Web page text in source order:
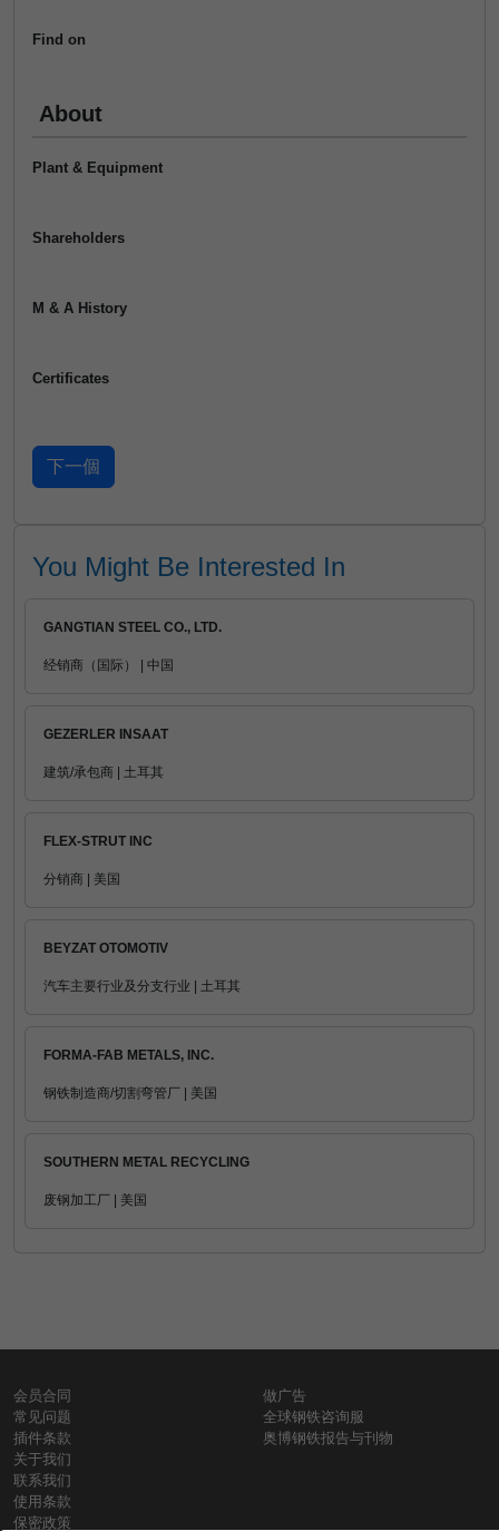
Find on
About
Plant & Equipment
Shareholders
M & A History
Certificates
You Might Be Interested In
GANGTIAN STEEL CO., LTD.
经销商（国际） | 中国
GEZERLER INSAAT
建筑/承包商 | 土耳其
FLEX-STRUT INC
分销商 | 美国
BEYZAT OTOMOTIV
汽车主要行业及分支行业 | 土耳其
FORMA-FAB METALS, INC.
钢铁制造商/切割弯管厂 | 美国
SOUTHERN METAL RECYCLING
废钢加工厂 | 美国
会员合同
常见问题
插件条款
关于我们
联系我们
使用条款
保密政策
做广告
全球钢铁咨询服
奥博钢铁报告与刊物